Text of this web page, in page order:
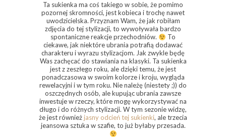
Ta sukienka ma coś takiego w sobie, że pomimo
pozornej skromności, jest kobieca i trochę nawet
uwodzicielska. Przyznam Wam, że jak robiłam
zdjęcia do tej stylizacji, to wywoływała bardzo
spontaniczne reakcje przechodniów.
To
ciekawe, jak niektóre ubrania potrafią dodawać
charakteru i wyrazu stylizacjom. Jak zwykle będę
Was zachęcać do stawiania na klasyki. Ta sukienka
jest z zeszłego roku, ale dzięki temu, że jest
ponadczasowa w swoim kolorze i kroju, wygląda
rewelacyjni i w tym roku. Nie należę (niestety ;)) do
oszczędnych osób, ale kupując ubrania zawsze
inwestuje w rzeczy, które mogę wykorzystywać na
długo i do różnych stylizacji. W tym sezonie widzę,
że jest równieżjasny odcień tej sukienki, ale trzecia
jeansowa sztuka w szafie, to już byłaby przesada.